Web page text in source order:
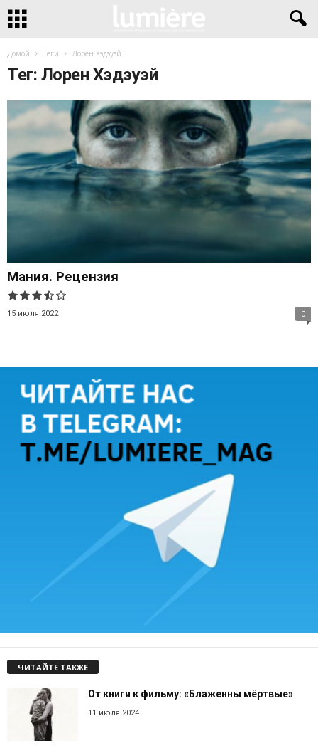
Домой Теги Лорен Хэдэуэй
Тег: Лорен Хэдэуэй
Мания. Рецензия
15 июля 2022 0
ЧИТАЙТЕ ТАКЖЕ
От книги к фильму: «Блаженны мёртвые»
11 июля 2024